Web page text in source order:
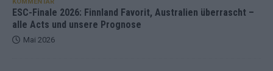
ESC-Finale 2026: Finnland Favorit, Australien überrascht –
alle Acts und unsere Prognose
Mai 2026